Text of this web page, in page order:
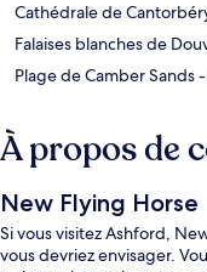
Cathédrale de
Falaises blanches de
Plage de Camber Sands
À propos de
New Flying Horse
Si vous visitez Ashford,
vous devriez envisager.